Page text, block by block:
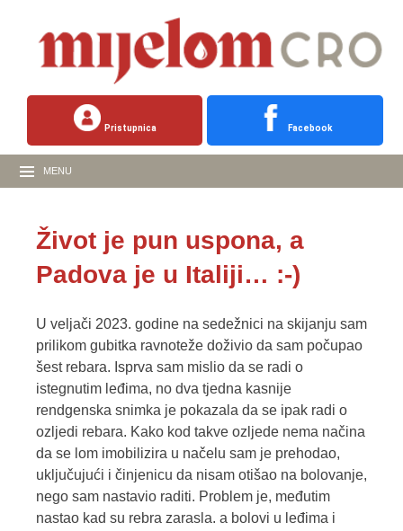
Pristupnica Facebook
MENU
Život je pun uspona, a
Padova je u Italiji… :-)
U veljači 2023. godine na sedežnici na skijanju sam
prilikom gubitka ravnoteže doživio da sam počupao
šest rebara. Isprva sam mislio da se radi o
istegnutim leđima, no dva tjedna kasnije
rendgenska snimka je pokazala da se ipak radi o
ozljedi rebara. Kako kod takve ozljede nema načina
da se lom imobilizira u načelu sam je prehodao,
uključujući i činjenicu da nisam otišao na bolovanje,
nego sam nastavio raditi. Problem je, međutim
nastao kad su rebra zarasla. a bolovi u leđima i